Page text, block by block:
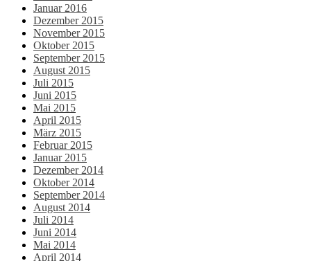
Januar 2016
Dezember 2015
November 2015
Oktober 2015
September 2015
August 2015
Juli 2015
Juni 2015
Mai 2015
April 2015
März 2015
Februar 2015
Januar 2015
Dezember 2014
Oktober 2014
September 2014
August 2014
Juli 2014
Juni 2014
Mai 2014
April 2014